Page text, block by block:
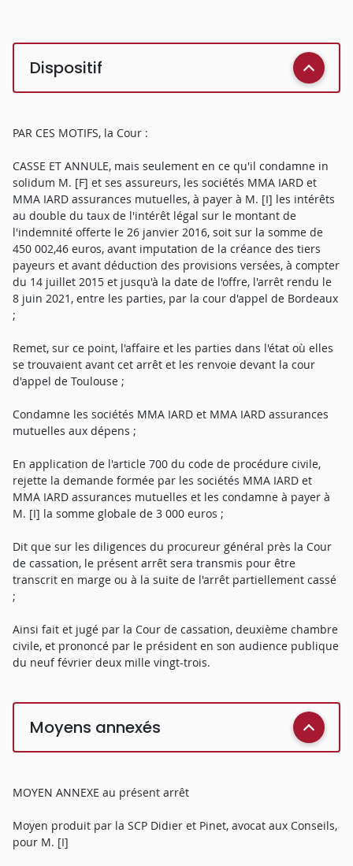
Dispositif
PAR CES MOTIFS, la Cour :
CASSE ET ANNULE, mais seulement en ce qu'il condamne in
solidum M. [F] et ses assureurs, les sociétés MMA IARD et
MMA IARD assurances mutuelles, à payer à M. [I] les intérêts
au double du taux de l'intérêt légal sur le montant de
l'indemnité offerte le 26 janvier 2016, soit sur la somme de
450 002,46 euros, avant imputation de la créance des tiers
payeurs et avant déduction des provisions versées, à compter
du 14 juillet 2015 et jusqu'à la date de l'offre, l'arrêt rendu le
8 juin 2021, entre les parties, par la cour d'appel de Bordeaux
;
Remet, sur ce point, l'affaire et les parties dans l'état où elles
se trouvaient avant cet arrêt et les renvoie devant la cour
d'appel de Toulouse ;
Condamne les sociétés MMA IARD et MMA IARD assurances
mutuelles aux dépens ;
En application de l'article 700 du code de procédure civile,
rejette la demande formée par les sociétés MMA IARD et
MMA IARD assurances mutuelles et les condamne à payer à
M. [I] la somme globale de 3 000 euros ;
Dit que sur les diligences du procureur général près la Cour
de cassation, le présent arrêt sera transmis pour être
transcrit en marge ou à la suite de l'arrêt partiellement cassé
;
Ainsi fait et jugé par la Cour de cassation, deuxième chambre
civile, et prononcé par le président en son audience publique
du neuf février deux mille vingt-trois.
Moyens annexés
MOYEN ANNEXE au présent arrêt
Moyen produit par la SCP Didier et Pinet, avocat aux Conseils,
pour M. [I]